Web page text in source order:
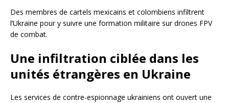
Des membres de cartels mexicains et colombiens infiltrent
l’Ukraine pour y suivre une formation militaire sur drones FPV
de combat.
Une infiltration ciblée dans les
unités étrangères en Ukraine
Les services de contre-espionnage ukrainiens ont ouvert une